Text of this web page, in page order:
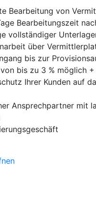
Bearbeitung von
Bearbeitungszeit
vollständiger
über
bis zur
bis zu 3 % möglich
Ihrer Kunden auf
Ansprechpartner mit